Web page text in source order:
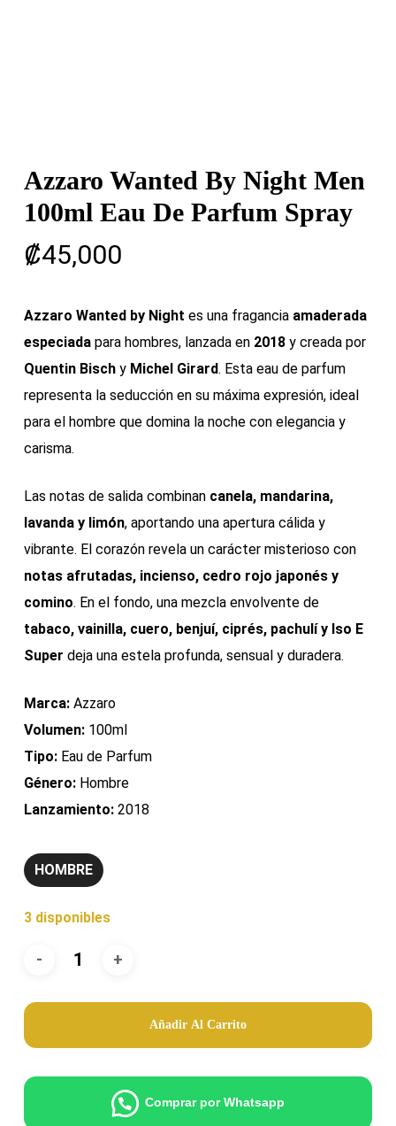
Azzaro Wanted By Night Men
100ml Eau De Parfum Spray
₡45,000
Azzaro Wanted by Night es una fragancia amaderada
especiadapara hombres, lanzada en 2018y creada por
Quentin Bischy Michel Girard. Esta eau de parfum
representa la seducción en su máxima expresión, ideal
para el hombre que domina la noche con elegancia y
carisma.
Las notas de salida combinan canela, mandarina,
lavanda y limón, aportando una apertura cálida y
vibrante. El corazón revela un carácter misterioso con
notas afrutadas, incienso, cedro rojo japonés y
comino. En el fondo, una mezcla envolvente de
tabaco, vainilla, cuero, benjuí, ciprés, pachulí y Iso E
Super deja una estela profunda, sensual y duradera.
Marca:Azzaro
Volumen:100ml
Tipo:Eau de Parfum
Género:Hombre
Lanzamiento:2018
HOMBRE
3 disponibles
Añadir Al Carrito
Comprar por Whatsapp